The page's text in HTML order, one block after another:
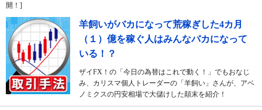
開！]
羊飼いがバカになって荒稼ぎした4カ月
（１）億を稼ぐ人はみんなバカになって
いる！？
ザイFX！の「今日の為替はこれで動く！」でもおなじ
み、カリスマ個人トレーダーの「羊飼い」さんが、アベ
ノミクスの円安相場で大儲けした顛末を紹介！